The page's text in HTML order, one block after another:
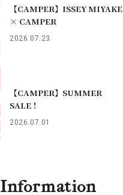
【CAMPER】ISSEY MIYAKE
× CAMPER
2026.07.23
【CAMPER】SUMMER
SALE！
2026.07.01
Information